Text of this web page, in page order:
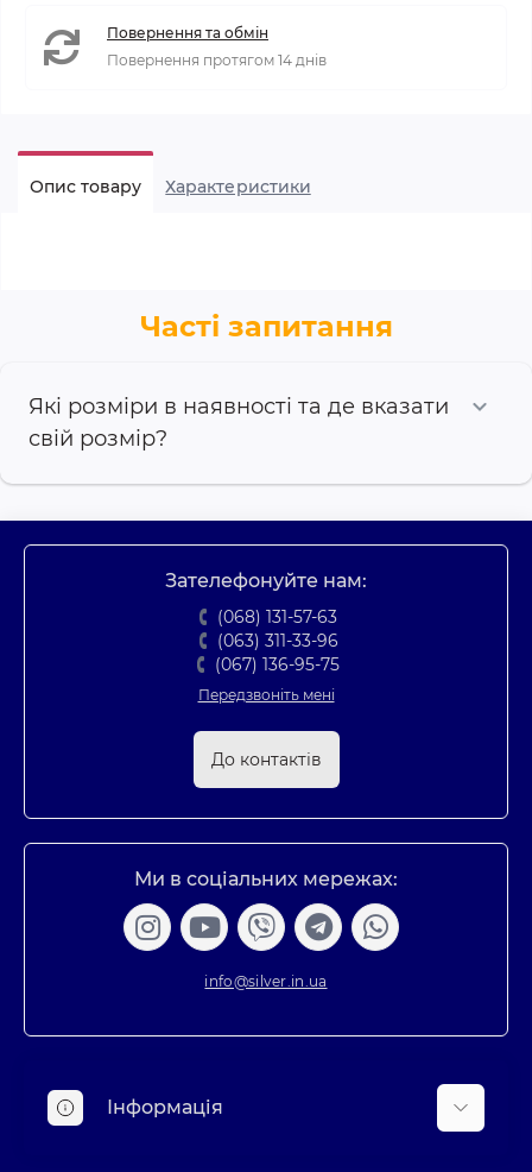
Повернення та обмін
Повернення протягом 14 днів
Опис товару Характеристики
Часті запитання
Які розміри в наявності та де вказати
свій розмір?
Зателефонуйте нам:
(068) 131-57-63
(063) 311-33-96
(067) 136-95-75
Передзвоніть мені
До контактів
Ми в соціальних мережах:
info@silver.in.ua
Інформація